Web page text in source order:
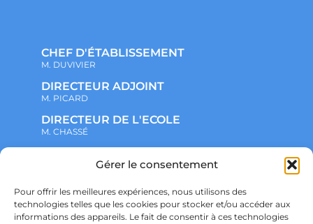
Gérer le consentement
Pour offrir les meilleures expériences, nous utilisons des
technologies telles que les cookies pour stocker et/ou accéder aux
informations des appareils. Le fait de consentir à ces technologies
CHEF D'ÉTABLISSEMENT
M. DUVIVIER
DIRECTEUR ADJOINT
M. PICARD
DIRECTEUR DE L'ECOLE
M. CHASSÉ
NOTRE ENSEMBLE SCOLAIRE
ADMINISTRATIF
VIE ASSOCIATIVE
PARTENARIATS